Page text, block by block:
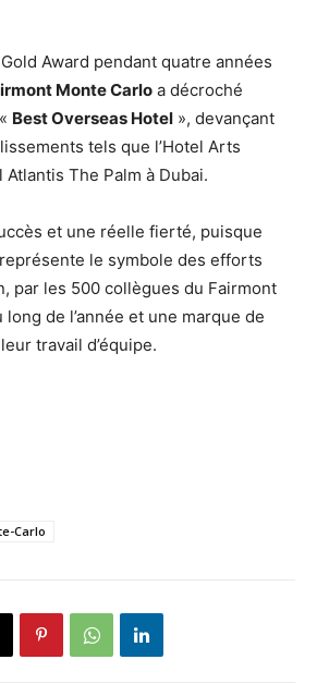
Award pendant quatre années
Monte Carlo a décroché
Best Overseas Hotel », devançant
tels que l’Hotel Arts
Atlantis The Palm à Dubai.
et une réelle fierté, puisque
le symbole des efforts
par les 500 collègues du Fairmont
de l’année et une marque de
travail d’équipe.
Carlo